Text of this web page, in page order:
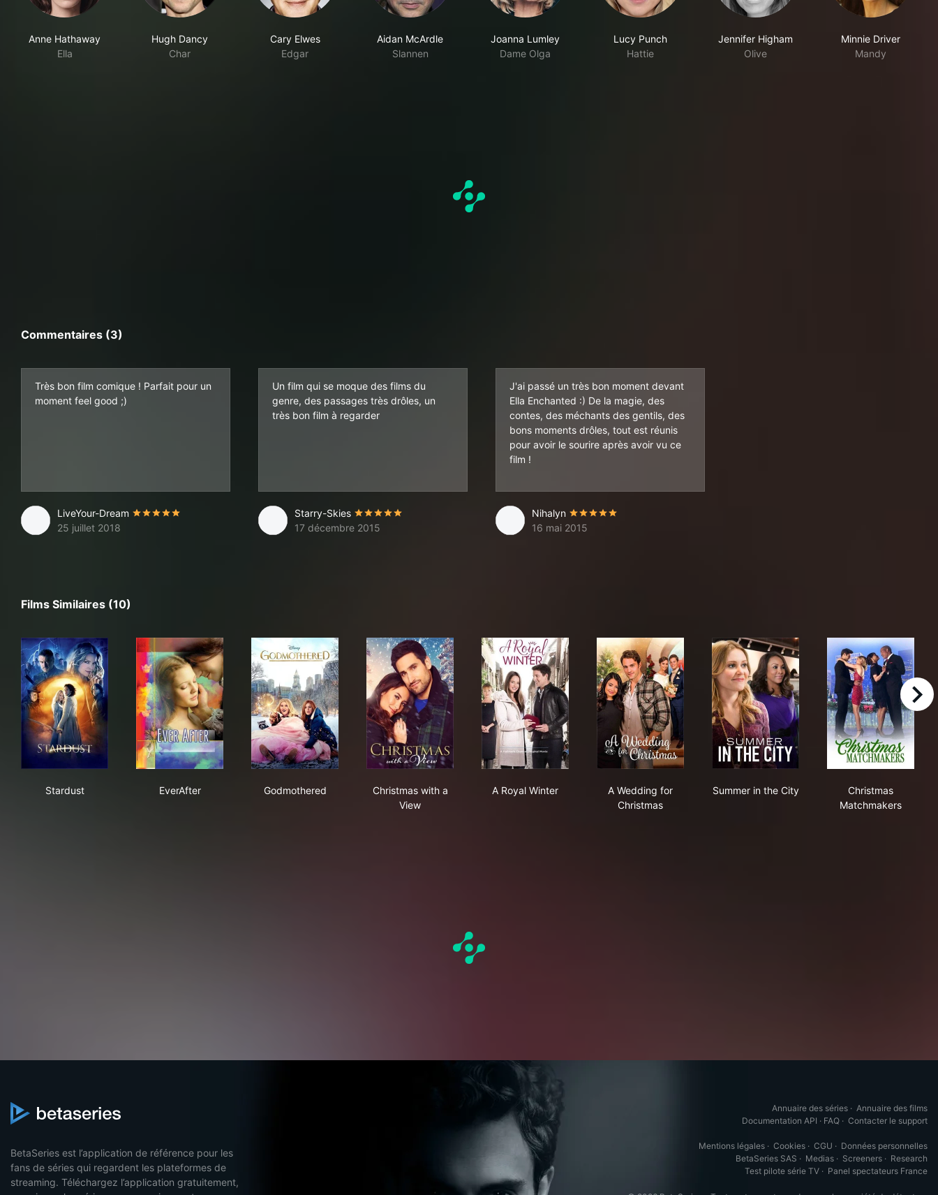
Anne Hathaway
Ella
Hugh Dancy
Char
Cary Elwes
Edgar
Aidan McArdle
Slannen
Joanna Lumley
Dame Olga
Lucy Punch
Hattie
Jennifer Higham
Olive
Minnie Driver
Mandy
Commentaires (3)
Très bon film comique ! Parfait pour un
moment feel good ;)
LiveYour-Dream
25 juillet 2018
Un film qui se moque des films du
genre, des passages très drôles, un
très bon film à regarder
Starry-Skies
17 décembre 2015
J'ai passé un très bon moment devant
Ella Enchanted :) De la magie, des
contes, des méchants des gentils, des
bons moments drôles, tout est réunis
pour avoir le sourire après avoir vu ce
film !
Nihalyn
16 mai 2015
Films Similaires (10)
Stardust
EverAfter
Godmothered
Christmas with a
View
A Royal Winter
A Wedding for
Christmas
Summer in the City
Christmas
Matchmakers
right
BetaSeries est l’application de référence pour les
fans de séries qui regardent les plateformes de
streaming. Téléchargez l’application gratuitement,
Annuaire des séries · Annuaire des films
Documentation API · FAQ · Contacter le support
Mentions légales · Cookies · CGU · Données personnelles
BetaSeries SAS · Medias · Screeners · Research
Test pilote série TV · Panel spectateurs France